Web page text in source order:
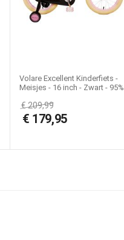
Volare Excellent Kinderfiets -
Meisjes - 16 inch - Zwart - 95%
€209,99
€ 179,95